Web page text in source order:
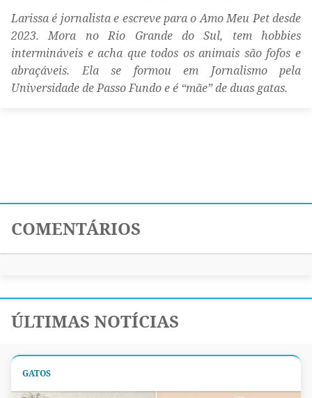
Larissa é jornalista e escreve para o Amo Meu Pet desde
2023. Mora no Rio Grande do Sul, tem hobbies
intermináveis e acha que todos os animais são fofos e
abraçáveis. Ela se formou em Jornalismo pela
Universidade de Passo Fundo e é “mãe” de duas gatas.
COMENTÁRIOS
ÚLTIMAS NOTÍCIAS
GATOS